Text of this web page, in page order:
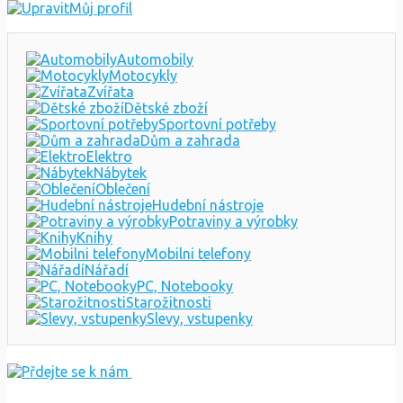
Můj profil
Automobily
Motocykly
Zvířata
Dětské zboží
Sportovní potřeby
Dům a zahrada
Elektro
Nábytek
Oblečení
Hudební nástroje
Potraviny a výrobky
Knihy
Mobilni telefony
Nářadí
PC, Notebooky
Starožitnosti
Slevy, vstupenky